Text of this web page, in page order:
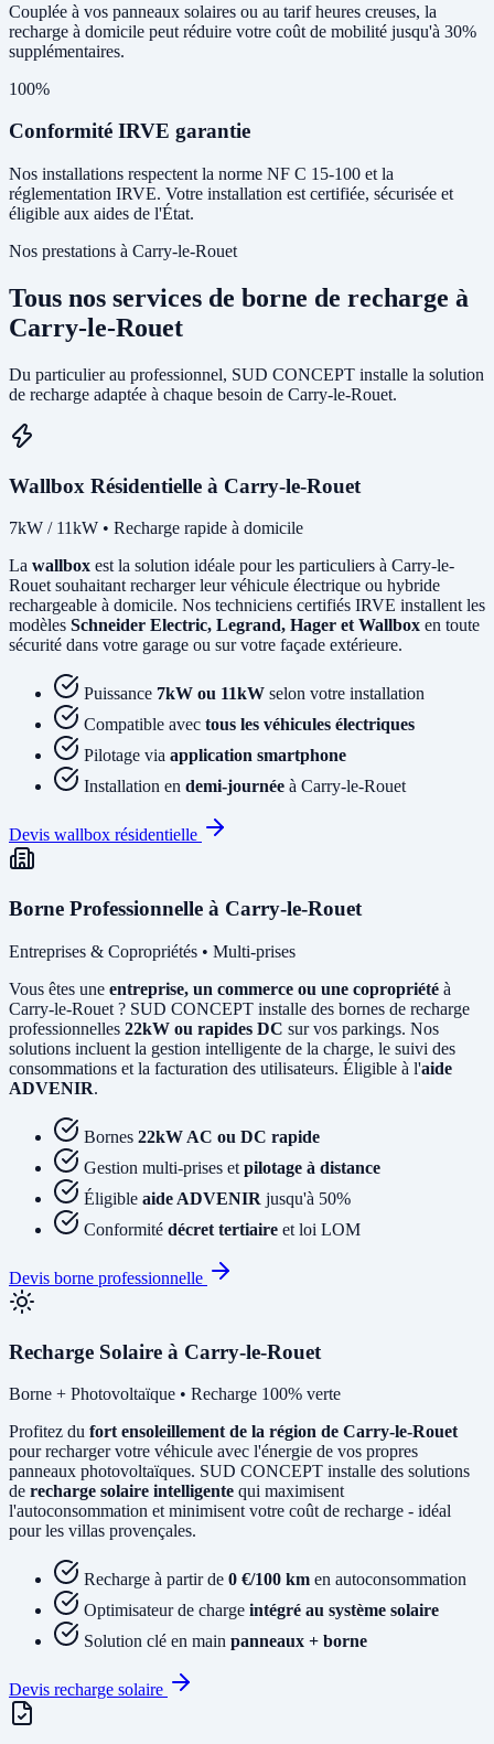
Couplée à vos panneaux solaires ou au tarif heures creuses, la
recharge à domicile peut réduire votre coût de mobilité jusqu'à 30%
supplémentaires.
100%
Conformité IRVE garantie
Nos installations respectent la norme NF C 15-100 et la
réglementation IRVE. Votre installation est certifiée, sécurisée et
éligible aux aides de l'État.
Nos prestations à Carry-le-Rouet
Tous nos services de borne de recharge à
Carry-le-Rouet
Du particulier au professionnel, SUD CONCEPT installe la solution
de recharge adaptée à chaque besoin de Carry-le-Rouet.
Wallbox Résidentielle à Carry-le-Rouet
7kW / 11kW • Recharge rapide à domicile
La wallbox est la solution idéale pour les particuliers à Carry-le-
Rouet souhaitant recharger leur véhicule électrique ou hybride
rechargeable à domicile. Nos techniciens certifiés IRVE installent les
modèles Schneider Electric, Legrand, Hager et Wallbox en toute
sécurité dans votre garage ou sur votre façade extérieure.
Puissance 7kW ou 11kW selon votre installation
Compatible avec tous les véhicules électriques
Pilotage via application smartphone
Installation en demi-journée à Carry-le-Rouet
Devis wallbox résidentielle
Borne Professionnelle à Carry-le-Rouet
Entreprises & Copropriétés • Multi-prises
Vous êtes une entreprise, un commerce ou une copropriété à
Carry-le-Rouet ? SUD CONCEPT installe des bornes de recharge
professionnelles 22kW ou rapides DC sur vos parkings. Nos
solutions incluent la gestion intelligente de la charge, le suivi des
consommations et la facturation des utilisateurs. Éligible à l'aide
ADVENIR.
Bornes 22kW AC ou DC rapide
Gestion multi-prises et pilotage à distance
Éligible aide ADVENIR jusqu'à 50%
Conformité décret tertiaire et loi LOM
Devis borne professionnelle
Recharge Solaire à Carry-le-Rouet
Borne + Photovoltaïque • Recharge 100% verte
Profitez du fort ensoleillement de la région de Carry-le-Rouet
pour recharger votre véhicule avec l'énergie de vos propres
panneaux photovoltaïques. SUD CONCEPT installe des solutions
de recharge solaire intelligente qui maximisent
l'autoconsommation et minimisent votre coût de recharge - idéal
pour les villas provençales.
Recharge à partir de 0 €/100 km en autoconsommation
Optimisateur de charge intégré au système solaire
Solution clé en main panneaux + borne
Devis recharge solaire